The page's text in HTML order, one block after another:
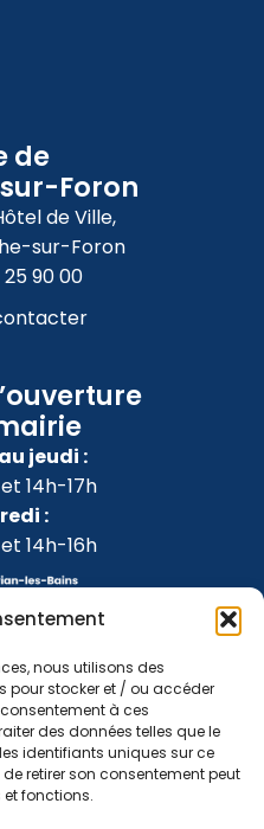
nous utilisons des
pour stocker et / ou accéder
à ces
des données telles que le
identifiants uniques sur ce
retirer son consentement peut
fonctions.
de
Foron
de Ville,
sur-Foron
90 00
jeudi :
14h-17h
:
14h-16h